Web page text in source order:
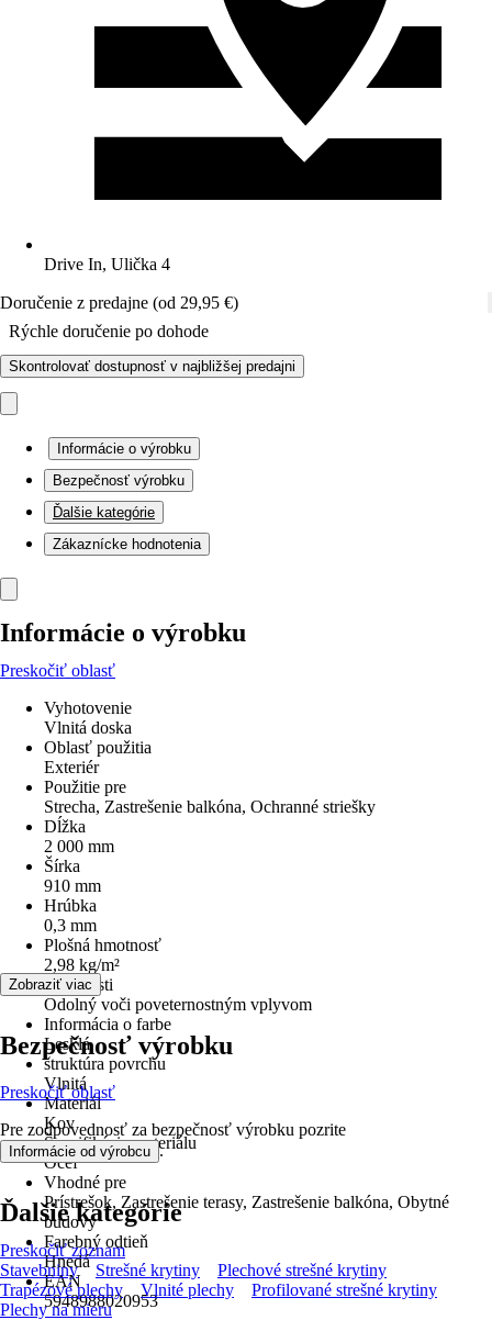
Drive In, Ulička 4
Doručenie z predajne (od 29,95 €)
Rýchle doručenie po dohode
Skontrolovať dostupnosť v najbližšej predajni
Informácie o výrobku
Bezpečnosť výrobku
Ďalšie kategórie
Zákaznícke hodnotenia
Informácie o výrobku
Preskočiť oblasť
Vyhotovenie
Vlnitá doska
Oblasť použitia
Exteriér
Použitie pre
Strecha, Zastrešenie balkóna, Ochranné striešky
Dĺžka
2 000 mm
Šírka
910 mm
Hrúbka
0,3 mm
Plošná hmotnosť
2,98 kg/m²
Vlastnosti
Odolný voči poveternostným vplyvom
Informácia o farbe
Lesklá
štruktúra povrchu
Vlnitá
Materiál
Kov
Špecifikácia materiálu
Oceľ
Vhodné pre
Prístrešok, Zastrešenie terasy, Zastrešenie balkóna, Obytné
budovy
Farebný odtieň
Hnedá
EAN
5948988020953
Zobraziť viac
Bezpečnosť výrobku
Preskočiť oblasť
Pre zodpovednosť za bezpečnosť výrobku pozrite
Informácie od výrobcu .
Ďalšie kategórie
Preskočiť zoznam
Stavebniny
Strešné krytiny
Plechové strešné krytiny
Trapézové plechy
Vlnité plechy
Profilované strešné krytiny
Plechy na mieru